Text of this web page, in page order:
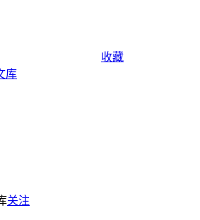
收藏
关注